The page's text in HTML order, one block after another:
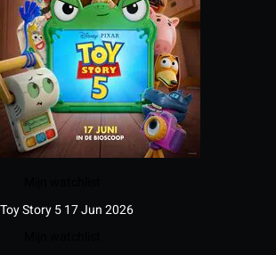
Toy Story 517 Jun 2026